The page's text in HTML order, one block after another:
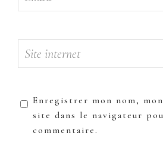
Enregistrer mon nom,
site dans le navigateur
commentaire.